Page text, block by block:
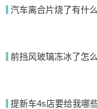
提交
汽车离合片烧了有什
前挡风玻璃冻冰了怎
提新车4s店要给我哪